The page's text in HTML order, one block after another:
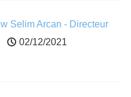
Selim Arcan - Directeur
Manor Genève/Vésenaz
02/12/2021